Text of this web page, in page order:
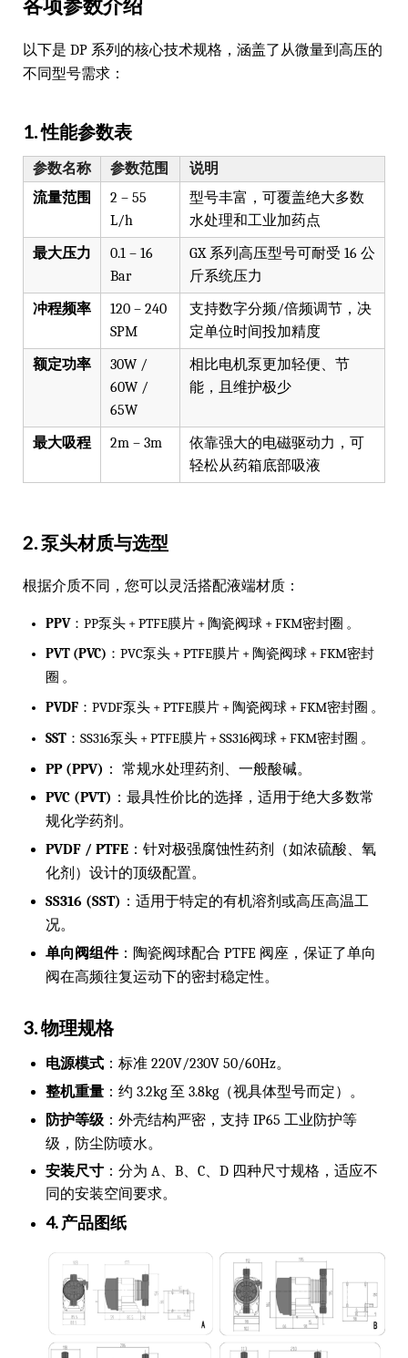
以下是 DP 系列的核心技术规格，涵盖了从微量到高压的
不同型号需求：
1. 性能参数表
参数名称 参数范围
说明
流量范围
2 – 55
L/h
型号丰富，可覆盖绝大多数
水处理和工业加药点
最大压力
0.1 – 16
Bar
GX 系列高压型号可耐受 16 公
斤系统压力
冲程频率
120 – 240
SPM
支持数字分频/倍频调节，决
定单位时间投加精度
额定功率
30W /
60W /
65W
相比电机泵更加轻便、节
能，且维护极少
最大吸程 2m – 3m
依靠强大的电磁驱动力，可
轻松从药箱底部吸液
2. 泵头材质与选型
根据介质不同，您可以灵活搭配液端材质：
PPV：PP泵头 + PTFE膜片 + 陶瓷阀球 + FKM密封圈 。
PVT (PVC) ：PVC泵头 + PTFE膜片 + 陶瓷阀球 + FKM密封
圈 。
PVDF ：PVDF泵头 + PTFE膜片 + 陶瓷阀球 + FKM密封圈 。
SST ：SS316泵头 + PTFE膜片 + SS316阀球 + FKM密封圈 。
PP (PPV) ： 常规水处理药剂、一般酸碱。
PVC (PVT) ：最具性价比的选择，适用于绝大多数常
规化学药剂。
PVDF / PTFE ：针对极强腐蚀性药剂（如浓硫酸、氧
化剂）设计的顶级配置。
SS316 (SST) ：适用于特定的有机溶剂或高压高温工
况。
单向阀组件：陶瓷阀球配合 PTFE 阀座，保证了单向
阀在高频往复运动下的密封稳定性。
3. 物理规格
电源模式 ：标准 220V/230V 50/60Hz。
整机重量 ：约 3.2kg 至 3.8kg（视具体型号而定）。
防护等级 ：外壳结构严密，支持 IP65 工业防护等
级，防尘防喷水。
安装尺寸 ：分为 A、B、C、D 四种尺寸规格，适应不
同的安装空间要求。
4. 产品图纸